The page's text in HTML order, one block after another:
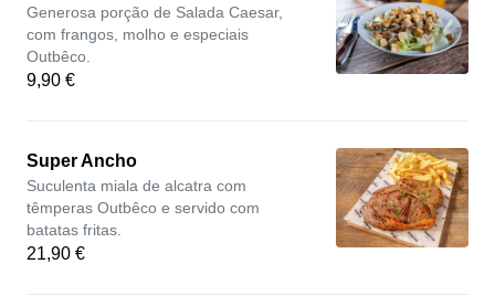
Generosa porção de Salada Caesar,
com frangos, molho e especiais
Outbêco.
9,90 €
Super Ancho
Suculenta miala de alcatra com
têmperas Outbêco e servido com
batatas fritas.
21,90 €